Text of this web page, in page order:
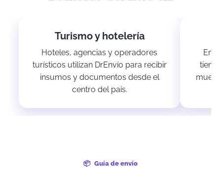
Turismo y hotelería
Hoteles, agencias y operadores
turísticos utilizan DrEnvío para recibir
insumos y documentos desde el
centro del país.
Guía de envío